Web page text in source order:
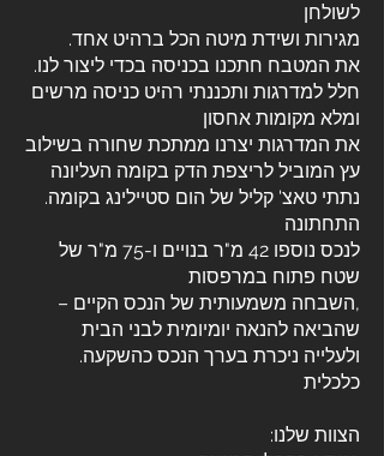
לשולחן
.מגירות ושידת מיטה הכל ברהיט אחד
.את המטבח חתכנו בכניסה בכדי ליצור לנו
חלל למדרגות ותכננתי רהיט כניסה מרשים
ומלא מקומות אחסון
את המדרגות יצרנו ממתכת שחורה בשילוב
עץ המוביל לריצפת הדק בקומה העליונה
.נתתי טאצ' קליל של הום סטיילינג בקומה
התחתונה
לנכס נוספו 42 מ"ר בנויים ו-75 מ"ר של
שטח פתוח במרפסות
– השבחה משמעותית של הנכס הקיים,
שהביאה להנאה יומיומית לבני הבית
.ולעלייה ניכרת בערך הנכס כהשקעה
כלכלית
:הצוות שלנו